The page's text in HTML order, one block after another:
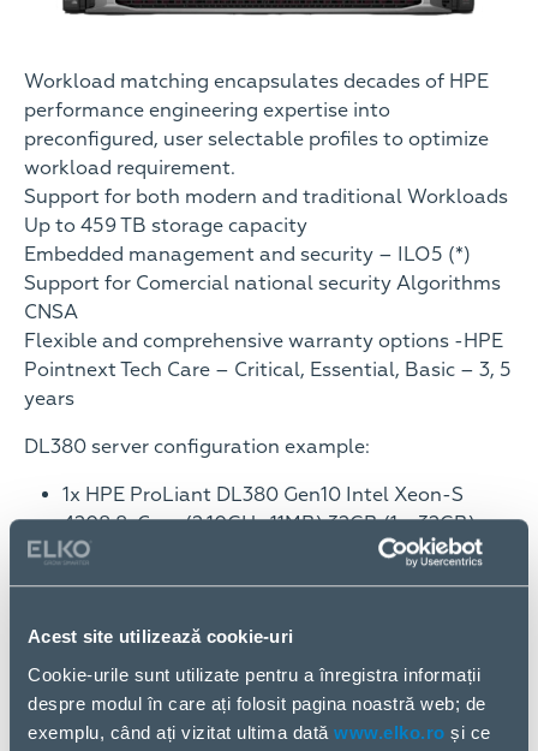
Acest site utilizează cookie-uri
Cookie-urile sunt utilizate pentru a înregistra informații
despre modul în care ați folosit pagina noastră web; de
exemplu, când ați vizitat ultima dată www.elko.ro și ce
Workload matching encapsulates decades of HPE
performance engineering expertise into
preconfigured, user selectable profiles to optimize
workload requirement.
Support for both modern and traditional Workloads
Up to 459 TB storage capacity
Embedded management and security – ILO5 (*)
Support for Comercial national security Algorithms
CNSA
Flexible and comprehensive warranty options -HPE
Pointnext Tech Care – Critical, Essential, Basic – 3, 5
years
DL380 server configuration example:
1x HPE ProLiant DL380 Gen10 Intel Xeon-S
4208 8-Core (2.10GHz 11MB) 32GB (1 x 32GB)
PC4-2933Y RDIMM 8 x Hot Plug 2.5in Small
Form Factor Smart Carrier Smart Array P408i-a
Warranty. P/N P23465-B21
1x HPE 32GB (1 x 32GB) Dual Rank x4 DDR4-
2933 CAS-21-21-21 Registered Memory Kit. P/N
P00924-B21